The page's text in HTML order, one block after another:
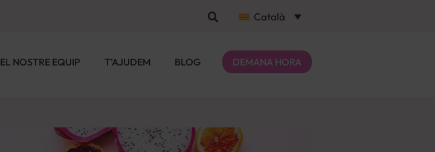
Català
EL NOSTRE EQUIP T’AJUDEM BLOG DEMANA HORA